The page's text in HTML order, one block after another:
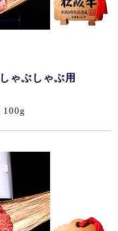
ゃぶしゃぶ用
100g